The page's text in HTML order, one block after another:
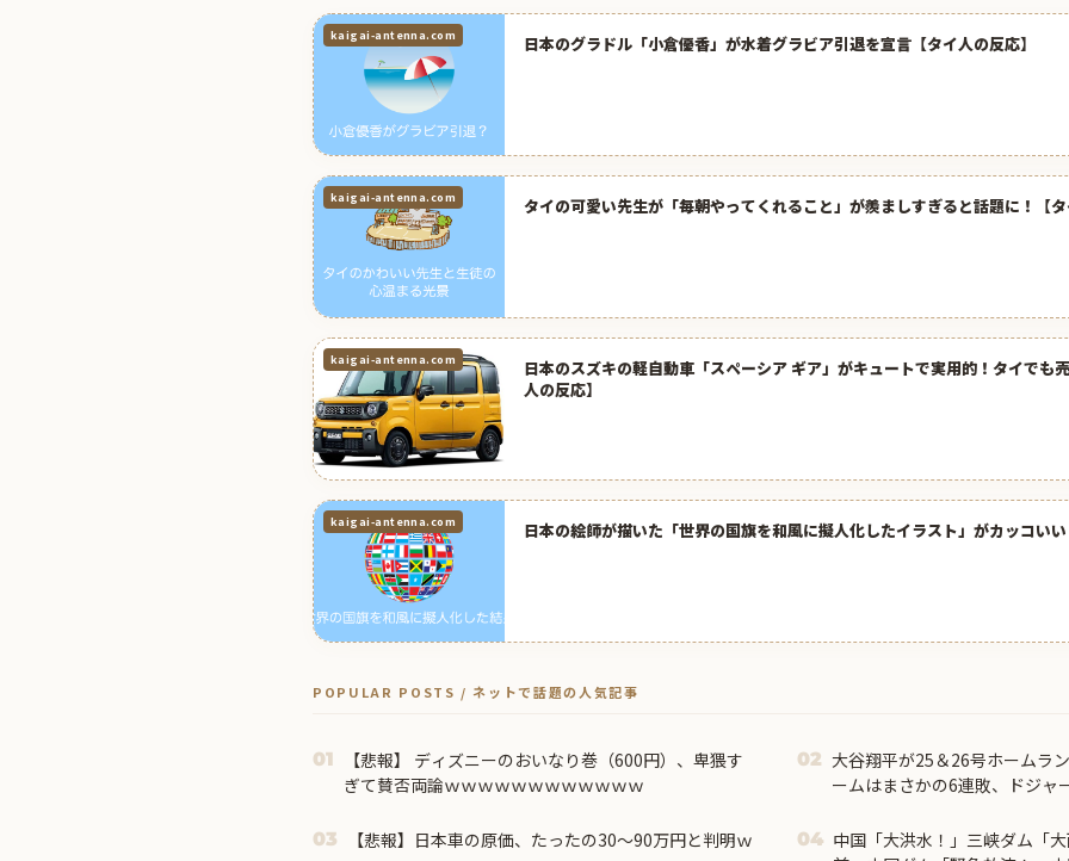
kaigai-antenna.com 日本のグラドル「小倉優香」が水着グラビア引退を宣言【タイ人の反応】
kaigai-antenna.com タイの可愛い先生が「毎朝やってくれること」が羨ましすぎると話題に！【タ
kaigai-antenna.com
日本のスズキの軽自動車「スペーシア ギア」がキュートで実用的！タイでも
人の反応】
kaigai-antenna.com 日本の絵師が描いた「世界の国旗を和風に擬人化したイラスト」がカッコいい
POPULAR POSTS / ネットで話題の人気記事
01
【悲報】 ディズニーのおいなり巻（600円）、卑猥す
ぎて賛否両論ｗｗｗｗｗｗｗｗｗｗｗｗ
02 大谷翔平が25＆26号ホームラ
ームはまさかの6連敗、ドジャ
03
【悲報】日本車の原価、たったの30〜90万円と判明ｗ
04 中国「大洪水！」三峡ダム「